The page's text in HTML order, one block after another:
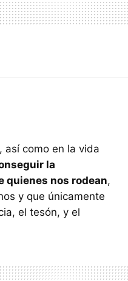
así como en la vida
la
quienes nos rodean,
y que únicamente
el tesón, y el